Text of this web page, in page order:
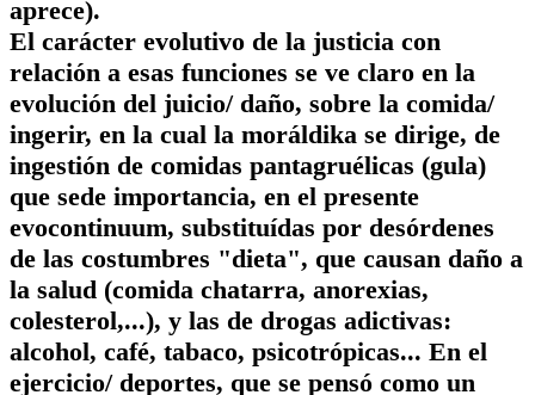
aprece).
El carácter evolutivo de la justicia con
relación a esas funciones se ve claro en la
evolución del juicio/ daño, sobre la comida/
ingerir, en la cual la moráldika se dirige, de
ingestión de comidas pantagruélicas (gula)
que sede importancia, en el presente
evocontinuum, substituídas por desórdenes
de las costumbres "dieta", que causan daño a
la salud (comida chatarra, anorexias,
colesterol,...), y las de drogas adictivas:
alcohol, café, tabaco, psicotrópicas... En el
ejercicio/ deportes, que se pensó como un